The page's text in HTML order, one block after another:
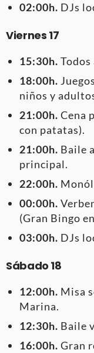
02:00h. DJs
Viernes 17
15:30h.
18:00h.
niños y
21:00h. Cena
con patatas).
21:00h. Baile
principal.
22:00h.
00:00h.
(Gran Bingo
03:00h. DJs
Sábado 18
12:00h. Misa
Marina.
12:30h. Baile
16:00h. Gran